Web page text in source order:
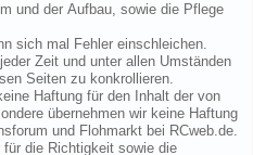
und der Aufbau, sowie die Pflege
sich mal Fehler einschleichen.
Zeit und unter allen Umständen
Seiten zu konkrollieren.
Haftung für den Inhalt der von
übernehmen wir keine Haftung
und Flohmarkt bei RCweb.de.
die Richtigkeit sowie die